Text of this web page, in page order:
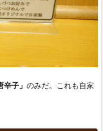
辛子」 のみだ。これも自家